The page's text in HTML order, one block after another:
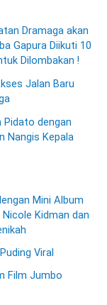
Dramaga akan
Gapura Diikuti 10
Dilombakan !
Jalan Baru
Pidato dengan
Nangis Kepala
Mini Album
Nicole Kidman dan
Viral
Film Jumbo